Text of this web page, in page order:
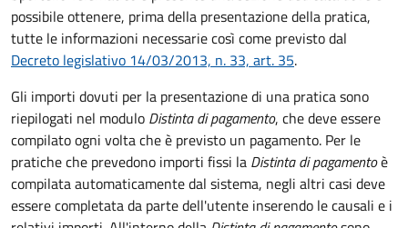
possibile ottenere, prima della presentazione della pratica,
tutte le informazioni necessarie così come previsto dal
Decreto legislativo 14/03/2013, n. 33, art. 35.
Gli importi dovuti per la presentazione di una pratica sono
riepilogati nel modulo Distinta di pagamento, che deve essere
compilato ogni volta che è previsto un pagamento. Per le
pratiche che prevedono importi fissi la Distinta di pagamentoè
compilata automaticamente dal sistema, negli altri casi deve
essere completata da parte dell'utente inserendo le causali e i